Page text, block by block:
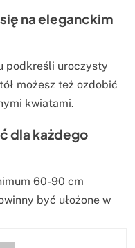
na eleganckim
podkreśli uroczysty
możesz też ozdobić
kwiatami.
dla każdego
60-90 cm
być ułożone w